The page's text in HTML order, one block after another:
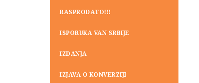
RASPRODATO!!!
ISPORUKA VAN SRBIJE
IZDANJA
IZJAVA O KONVERZIJI